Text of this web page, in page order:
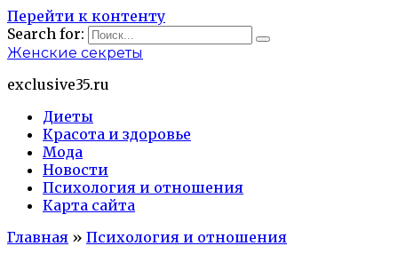
Перейти к контенту
Search for:
Женские секреты
exclusive35.ru
Диеты
Красота и здоровье
Мода
Новости
Психология и отношения
Карта сайта
Главная » Психология и отношения